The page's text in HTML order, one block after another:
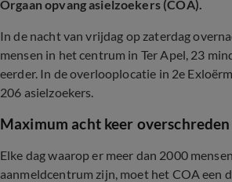
Orgaan opvang asielzoekers (COA).
In de nacht van vrijdag op zaterdag
mensen in het centrum in Ter Apel, 23
eerder. In de overlooplocatie in 2e
206 asielzoekers.
Maximum acht keer overschreden
Elke dag waarop er meer dan 2000
aanmeldcentrum zijn, moet het COA een